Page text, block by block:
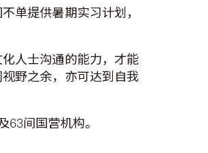
单提供暑期实习计划，
人士沟通的能力，才能
野之余，亦可达到自我
间国营机构。